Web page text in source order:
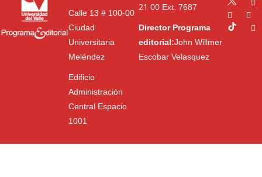
Calle 13 # 100-00
Ciudad
Universitaria
Meléndez
Edificio
Administración
Central Espacio
1001
21 00Ext. 7687
Director Programa
editorial:John Willmer
Escobar Velasquez